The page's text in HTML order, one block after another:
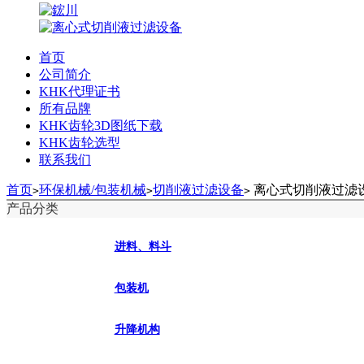
首页
公司简介
KHK代理证书
所有品牌
KHK齿轮3D图纸下载
KHK齿轮选型
联系我们
首页>环保机械/包装机械>切削液过滤设备> 离心式切削液过滤
产品分类
进料、料斗
包装机
升降机构